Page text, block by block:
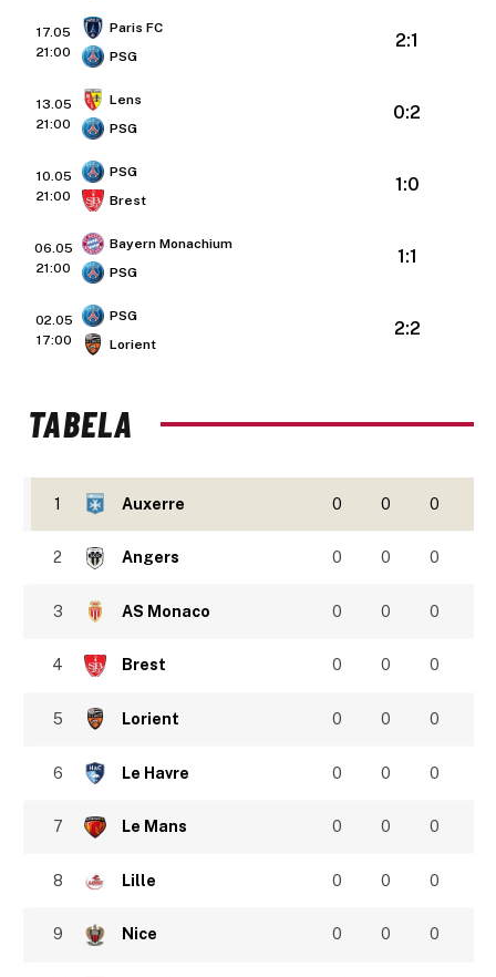
17.05
21:00
Paris FC
PSG
2:1
13.05
21:00
Lens
PSG
0:2
10.05
21:00
PSG
Brest
1:0
06.05
21:00
Bayern Monachium
PSG
1:1
02.05
17:00
PSG
Lorient
2:2
TABELA
1 Auxerre 0 0 0
2 Angers 0 0 0
3 AS Monaco 0 0 0
4 Brest 0 0 0
5 Lorient 0 0 0
6 Le Havre 0 0 0
7 Le Mans 0 0 0
8 Lille 0 0 0
9 Nice 0 0 0